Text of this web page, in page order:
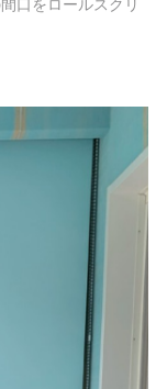
口をロールスクリ